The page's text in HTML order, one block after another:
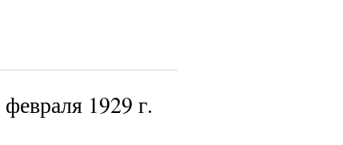
1929 г.